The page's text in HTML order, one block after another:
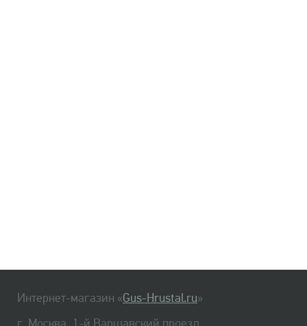
Интернет-магазин «Gus-Hrustal.ru»